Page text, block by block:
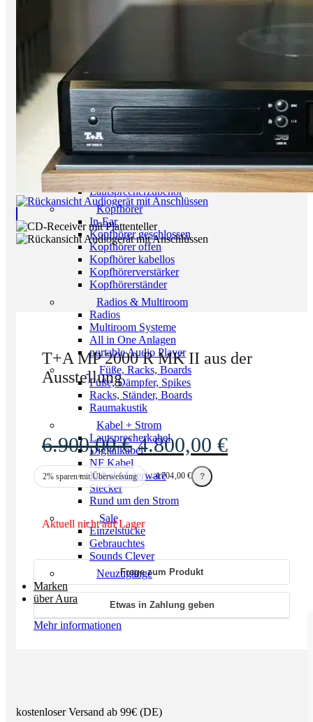
CD/ SACD Player
Vorverstärker
Endverstärker
Röhrenverstärker
Streaming Verstärker
Lautsprecher
Lautsprecher aktiv
Lautsprecher passiv
Netzwerk/Wifi Lautsprecher
Lautsprecherzubehör
Kopfhörer
In-Ear
Kopfhörer geschlossen
Kopfhörer offen
Kopfhörer kabellos
Kopfhörerverstärker
Kopfhörerständer
Radios & Multiroom
Radios
Multiroom Systeme
All in One Anlagen
portable Audio Player
Füße, Racks, Boards
Füße, Dämpfer, Spikes
Racks, Ständer, Boards
Raumakustik
Kabel + Strom
Lautsprecherkabel
Digitalkabel
NF Kabel
Kabel Meterware
Stecker
Rund um den Strom
Sale
Einzelstücke
Gebrauchtes
Sounds Clever
Neuzugänge
Marken
über Aura
T+A MP 2000 R MK II aus der
Ausstellung
6.900,00€ Ursprünglicher
Preis
war:
4.800,00 €Aktueller
2% sparen mit Überweisung →4.704,00 € ?
Aktuell nicht auf Lager
Frage zum Produkt
Etwas in Zahlung geben
Mehr informationen
kostenloser Versand ab 99€ (DE)